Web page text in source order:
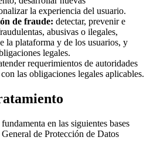
la experiencia del usuario.
de fraude: detectar, prevenir e
abusivas o ilegales,
la plataforma y de los usuarios, y
legales.
requerimientos de autoridades
las obligaciones legales aplicables.
en las siguientes bases
de Protección de Datos